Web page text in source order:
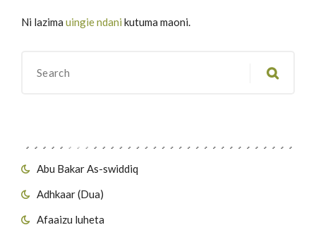
Abu Bakar As-swiddiq
Adhkaar (Dua)
Afaaizu luheta
Ni lazima uingie ndani kutuma maoni.